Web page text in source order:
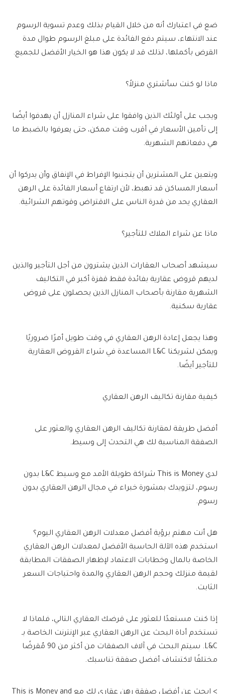
ضع في اعتبارك أنه من خلال القيام بذلك وعدم تسوية الرسوم
عند الانتهاء، سيتم دفع الفائدة على مبلغ الرسوم طوال مدة
القرض بأكملها، لذلك قد لا يكون هذا هو الخيار الأفضل للجميع.
ماذا لو كنت سأشتري منزلاً؟
ويجب على أولئك الذين وافقوا على شراء المنازل أن يهدفوا أيضًا
إلى تأمين الأسعار في أقرب وقت ممكن، حتى يعرفوا بالضبط ما
هي دفعاتهم الشهرية.
ويتعين على المشترين أن يتجنبوا الإفراط في الإنفاق وأن يدركوا أن
أسعار المساكن قد تهبط، لأن ارتفاع أسعار الفائدة على الرهن
العقاري يحد من قدرة الناس على الاقتراض وقوتهم الشرائية.
ماذا عن شراء الملاك للتأجير؟
سيشهد أصحاب العقارات الذين يشترون من أجل التأجير والذين
لديهم قروض عقارية بفائدة فقط قفزة أكبر في التكاليف
الشهرية مقارنة بأصحاب المنازل الذين يحصلون على قروض
عقارية سكنية.
وهذا يجعل إعادة الرهن العقاري في وقت طويل أمرًا ضروريًا
ويمكن لشريكنا L&C المساعدة في شراء القروض العقارية
للتأجير أيضًا.
كيفية مقارنة تكاليف الرهن العقاري
أفضل طريقة لمقارنة تكاليف الرهن العقاري والعثور على
الصفقة المناسبة لك هي التحدث إلى وسيط.
لدى This is Money شراكة طويلة الأمد مع وسيط L&C بدون
رسوم، لتزويدك بمشورة خبراء في مجال الرهن العقاري بدون
رسوم.
هل أنت مهتم برؤية أفضل معدلات الرهن العقاري اليوم؟
استخدم هذه الآلة الحاسبة الأفضل لمعدلات الرهن العقاري
الخاصة بالمال وخطابات الاعتماد لإظهار الصفقات المطابقة
لقيمة منزلك وحجم الرهن العقاري والمدة واحتياجات السعر
الثابت.
إذا كنت مستعدًا للعثور على قرضك العقاري التالي، فلماذا لا
تستخدم أداة البحث عن الرهن العقاري عبر الإنترنت الخاصة بـ
L&C. سيتم البحث في آلاف الصفقات من أكثر من 90 مُقرضًا
مختلفًا لاكتشاف أفضل صفقة تناسبك.